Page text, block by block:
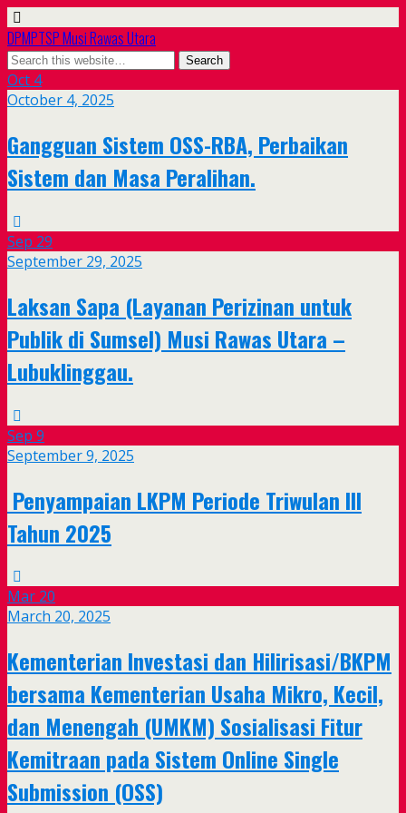
DPMPTSP Musi Rawas Utara
Oct 4
October 4, 2025
Gangguan Sistem OSS-RBA, Perbaikan
Sistem dan Masa Peralihan.
Sep 29
September 29, 2025
Laksan Sapa (Layanan Perizinan untuk
Publik di Sumsel) Musi Rawas Utara –
Lubuklinggau.
Sep 9
September 9, 2025
Penyampaian LKPM Periode Triwulan III
Tahun 2025
Mar 20
March 20, 2025
Kementerian Investasi dan Hilirisasi/BKPM
bersama Kementerian Usaha Mikro, Kecil,
dan Menengah (UMKM) Sosialisasi Fitur
Kemitraan pada Sistem Online Single
Submission (OSS)